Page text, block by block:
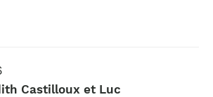
Castilloux et Luc